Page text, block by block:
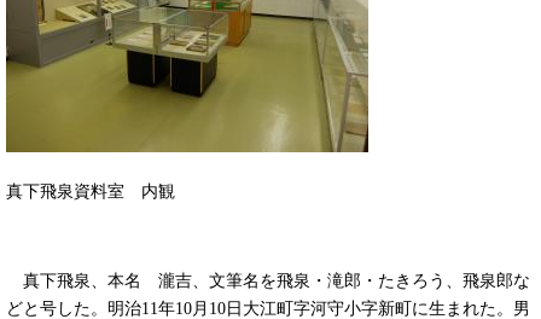
真下飛泉資料室 内観
真下飛泉、本名 瀧吉、文筆名を飛泉・滝郎・たきろう、飛泉郎な
どと号した。明治11年10月10日大江町字河守小字新町に生まれた。男